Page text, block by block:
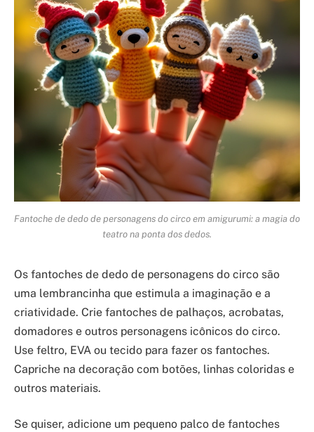
Fantoche de dedo de personagens do circo em amigurumi: a magia do
teatro na ponta dos dedos.
Os fantoches de dedo de personagens do circo são
uma lembrancinha que estimula a imaginação e a
criatividade. Crie fantoches de palhaços, acrobatas,
domadores e outros personagens icônicos do circo.
Use feltro, EVA ou tecido para fazer os fantoches.
Capriche na decoração com botões, linhas coloridas e
outros materiais.
Se quiser, adicione um pequeno palco de fantoches